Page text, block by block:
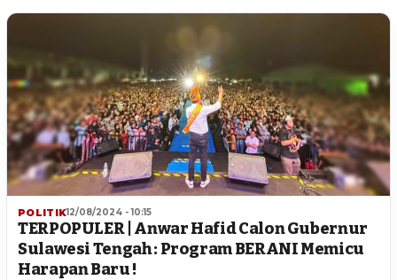
POLITIK12/08/2024 - 10:15
TERPOPULER | Anwar Hafid Calon Gubernur
Sulawesi Tengah : Program BERANI Memicu
Harapan Baru !